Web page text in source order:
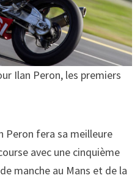
Ilan Peron, les premiers
Peron fera sa meilleure
avec une cinquième
manche au Mans et de la